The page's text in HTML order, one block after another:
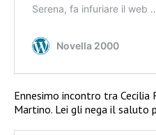
Ennesimo incontro tra Cecilia
Martino. Lei gli nega il saluto